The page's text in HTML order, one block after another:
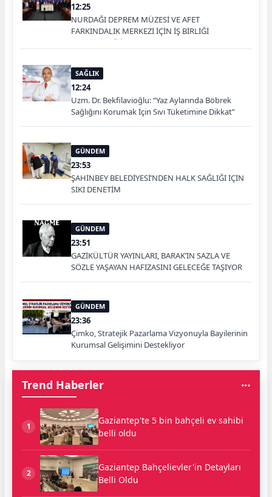
12:25
NURDAĞI DEPREM MÜZESİ VE AFET
FARKINDALIK MERKEZİ İÇİN İŞ BİRLİĞİ
PROTOKOLÜ İMZALANDI
SAĞLIK
12:24
Uzm. Dr. Bekfilavioğlu: “Yaz Aylarında Böbrek
Sağlığını Korumak İçin Sıvı Tüketimine Dikkat”
GÜNDEM
23:53
ŞAHİNBEY BELEDİYESİ’NDEN HALK SAĞLIĞI İÇİN
SIKI DENETİM
GÜNDEM
23:51
GAZİKÜLTÜR YAYINLARI, BARAK’IN SAZLA VE
SÖZLE YAŞAYAN HAFIZASINI GELECEĞE TAŞIYOR
GÜNDEM
23:36
Çimko, Stratejik Pazarlama Vizyonuyla Bayilerinin
Kurumsal Gelişimini Destekliyor
Trend Haberler
1
Gaziantep'te 5 bin bahçeli ev sahibi
belli oldu
2
Gaziantep Bahçelievler'in Detayları
Belli Oldu